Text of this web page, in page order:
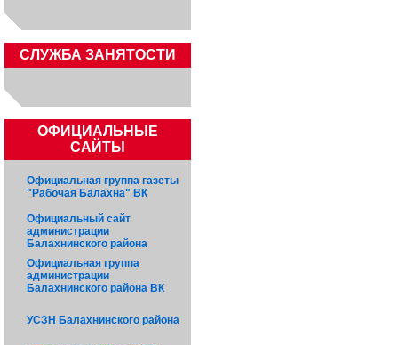
CЛУЖБА ЗАНЯТОСТИ
ОФИЦИАЛЬНЫЕ
САЙТЫ
Официальная группа газеты
"Рабочая Балахна" ВК
Официальный сайт
администрации
Балахнинского района
Официальная группа
администрации
Балахнинского района ВК
УСЗН Балахнинского района